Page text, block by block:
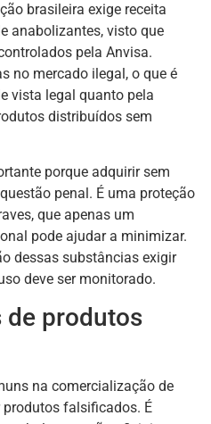
brasileira exige receita
anabolizantes, visto que
pela Anvisa.
no mercado ilegal, o que é
vista legal quanto pela
distribuídos sem
porque adquirir sem
penal. É uma proteção
que apenas um
pode ajudar a minimizar.
dessas substâncias exigir
deve ser monitorado.
de produtos
na comercialização de
falsificados. É